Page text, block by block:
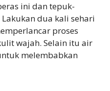
ini dan tepuk-
dua kali sehari
proses
wajah. Selain itu air
melembabkan